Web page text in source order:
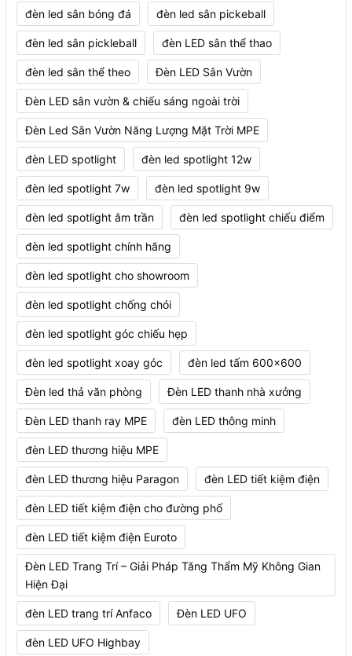
đèn led sân bóng đá đèn led sân pickeball
đèn led sân pickleball đèn LED sân thể thao
đèn led sân thể theo Đèn LED Sân Vườn
Đèn LED sân vườn & chiếu sáng ngoài trời
Đèn Led Sân Vườn Năng Lượng Mặt Trời MPE
đèn LED spotlight đèn led spotlight 12w
đèn led spotlight 7w đèn led spotlight 9w
đèn led spotlight âm trần đèn led spotlight chiếu điểm
đèn led spotlight chính hãng
đèn led spotlight cho showroom
đèn led spotlight chống chói
đèn led spotlight góc chiếu hẹp
đèn led spotlight xoay góc đèn led tấm 600x600
Đèn led thả văn phòng Đèn LED thanh nhà xưởng
Đèn LED thanh ray MPE đèn LED thông minh
đèn LED thương hiệu MPE
đèn LED thương hiệu Paragon đèn LED tiết kiệm điện
đèn LED tiết kiệm điện cho đường phố
đèn LED tiết kiệm điện Euroto
Đèn LED Trang Trí – Giải Pháp Tăng Thẩm Mỹ Không Gian
Hiện Đại
đèn LED trang trí Anfaco Đèn LED UFO
đèn LED UFO Highbay